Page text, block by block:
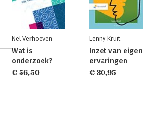
Nel Verhoeven
Wat is
onderzoek?
€ 56,50
Lenny Kruit
Inzet van eigen
ervaringen
€ 30,95